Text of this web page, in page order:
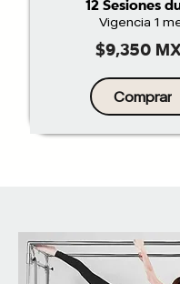
12 Sesiones
Vigencia 1
$9,350
Comprar